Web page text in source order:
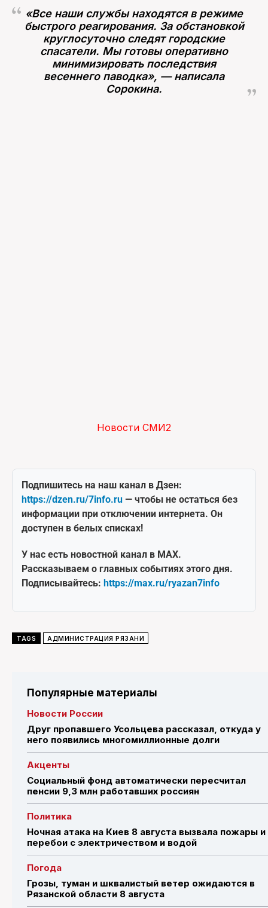
«Все наши службы находятся в режиме
быстрого реагирования. За обстановкой
круглосуточно следят городские
спасатели. Мы готовы оперативно
минимизировать последствия
весеннего паводка», — написала
Сорокина.
Новости СМИ2
Подпишитесь на наш канал в Дзен:
https://dzen.ru/7info.ru — чтобы не остаться без
информации при отключении интернета. Он
доступен в белых списках!
У нас есть новостной канал в MAX.
Рассказываем о главных событиях этого дня.
Подписывайтесь: https://max.ru/ryazan7info
TAGS АДМИНИСТРАЦИЯ РЯЗАНИ
Популярные материалы
Новости России
Друг пропавшего Усольцева рассказал, откуда у
него появились многомиллионные долги
Акценты
Социальный фонд автоматически пересчитал
пенсии 9,3 млн работавших россиян
Политика
Ночная атака на Киев 8 августа вызвала пожары и
перебои с электричеством и водой
Погода
Грозы, туман и шквалистый ветер ожидаются в
Рязанской области 8 августа